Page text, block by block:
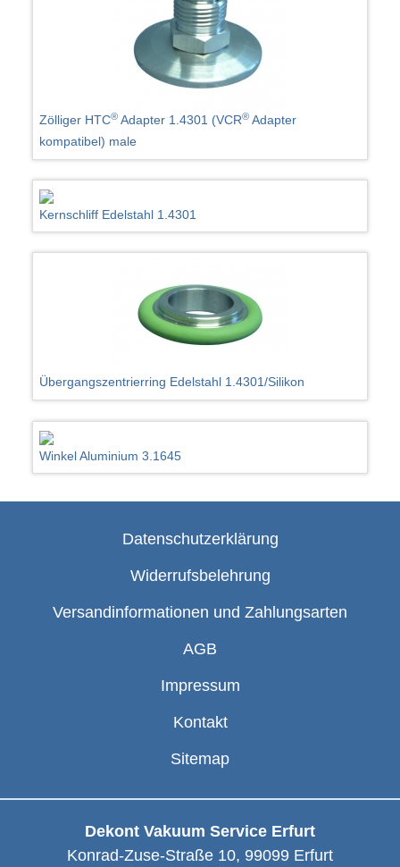
Zölliger HTC® Adapter 1.4301 (VCR® Adapter
kompatibel) male
Kernschliff Edelstahl 1.4301
Übergangszentrierring Edelstahl 1.4301/Silikon
Winkel Aluminium 3.1645
Datenschutzerklärung
Widerrufsbelehrung
Versandinformationen und Zahlungsarten
AGB
Impressum
Kontakt
Sitemap
Dekont Vakuum Service Erfurt
Konrad-Zuse-Straße 10, 99099 Erfurt